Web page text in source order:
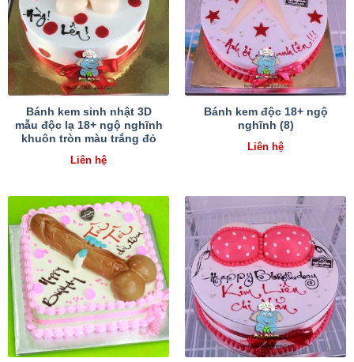
Bánh kem sinh nhật 3D
mẫu độc lạ 18+ ngộ nghĩnh
khuôn tròn màu trắng đỏ
Liên hệ
Bánh kem độc 18+ ngộ
nghĩnh (8)
Liên hệ